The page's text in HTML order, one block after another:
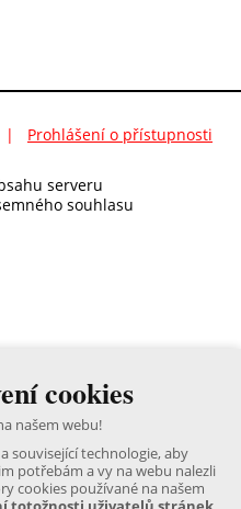
| Prohlášení o přístupnosti
serveru
souhlasu
cookies
našem webu!
související technologie, aby
potřebám a vy na webu nalezli
cookies používané na našem